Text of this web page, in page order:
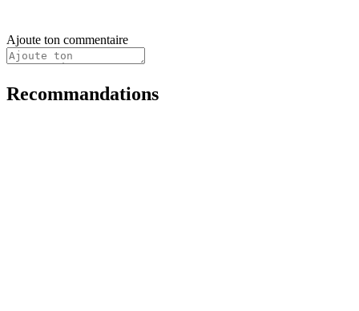
Ajoute ton commentaire
Recommandations